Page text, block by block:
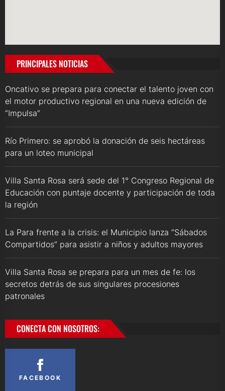
PRINCIPALES NOTICIAS
Oncativo se prepara para conectar el talento joven con
el motor productivo regional en una nueva edición de
“Impulsa”
Río Primero: se aprobó la donación de seis hectáreas
para un loteo municipal
Villa Santa Rosa será sede del 1° Congreso Regional de
Educación con puntaje docente y participación de toda
la región
La Para frente a la crisis: el Municipio lanza “Sábados
Compartidos” para asistir a niños y adultos mayores
Villa Santa Rosa se prepara para un mes de fe: los
secretos detrás de sus singulares procesiones
patronales
CONECTA CON NOSOTROS:
FACEBOOK